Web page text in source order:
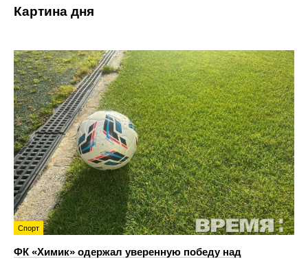
Картина дня
Спорт
ФК «Химик» одержал уверенную победу над